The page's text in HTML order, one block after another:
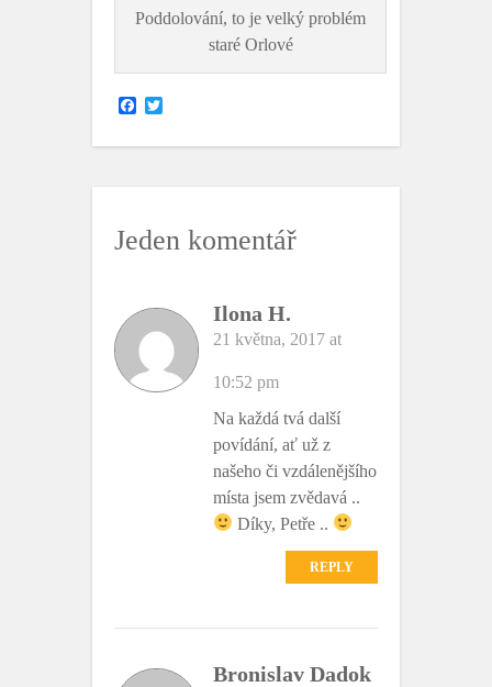
Poddolování, to je velký problém
staré Orlové
F
Jeden komentář
Ilona H.
21 května, 2017 at
10:52 pm
Na každá tvá další
povídání, ať už z
našeho či vzdálenějšího
místa jsem zvědavá ..
Díky, Petře ..
REPLY
Bronislav Dadok